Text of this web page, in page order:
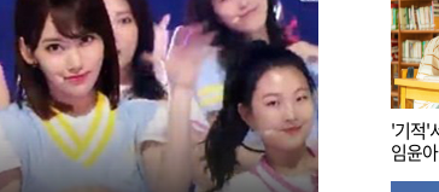
'기적'
임윤